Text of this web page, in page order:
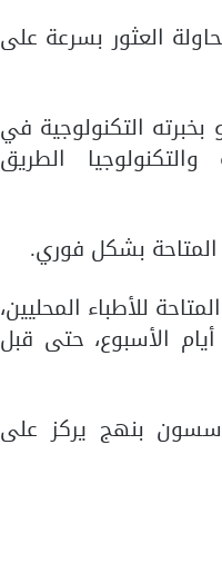
العثور بسرعة على
التكنولوجية في
الطريق
بشكل فوري.
للأطباء المحليين،
الأسبوع، حتى قبل
بنهج يركز على